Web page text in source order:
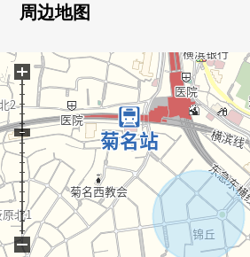
0有厕所2个
■ 比负责人
◇也把周围房源合起来，不仅周边环
而且，能介绍。
另外，买房时的各项费用，住宅贷
因为也接受资金计划的需讨论所以
当有了兴趣的时候，在下方，
请比"咨询"或者"预约参观"更询问
周边地图
+
−